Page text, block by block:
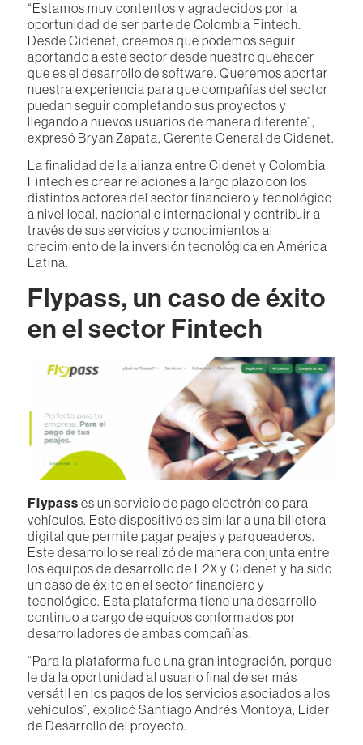
“Estamos muy contentos y agradecidos por la
oportunidad de ser parte de Colombia Fintech.
Desde Cidenet, creemos que podemos seguir
aportando a este sector desde nuestro quehacer
que es el desarrollo de software. Queremos aportar
nuestra experiencia para que compañías del sector
puedan seguir completando sus proyectos y
llegando a nuevos usuarios de manera diferente”,
expresó Bryan Zapata, Gerente General de Cidenet.
La finalidad de la alianza entre Cidenet y Colombia
Fintech es crear relaciones a largo plazo con los
distintos actores del sector financiero y tecnológico
a nivel local, nacional e internacional y contribuir a
través de sus servicios y conocimientos al
crecimiento de la inversión tecnológica en América
Latina.
Flypass, un caso de éxito
en el sector Fintech
Flypass es un servicio de pago electrónico para
vehículos. Este dispositivo es similar a una billetera
digital que permite pagar peajes y parqueaderos.
Este desarrollo se realizó de manera conjunta entre
los equipos de desarrollo de F2X y Cidenet y ha sido
un caso de éxito en el sector financiero y
tecnológico. Esta plataforma tiene una desarrollo
continuo a cargo de equipos conformados por
desarrolladores de ambas compañías.
“Para la plataforma fue una gran integración, porque
le da la oportunidad al usuario final de ser más
versátil en los pagos de los servicios asociados a los
vehículos”, explicó Santiago Andrés Montoya, Líder
de Desarrollo del proyecto.